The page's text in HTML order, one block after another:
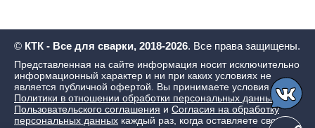
© КТК - Все для сварки, 2018-2026. Все права защищены.
Представленная на сайте информация носит исключительно
информационный характер и ни при каких условиях не
является публичной офертой. Вы принимаете условия
Политики в отношении обработки персональных данных ,
Пользовательского соглашения и Согласия на обработку
персональных данных каждый раз, когда оставляете свои